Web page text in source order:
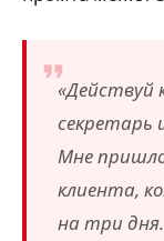
«Действуй
секретарь
Мне
клиента,
на три